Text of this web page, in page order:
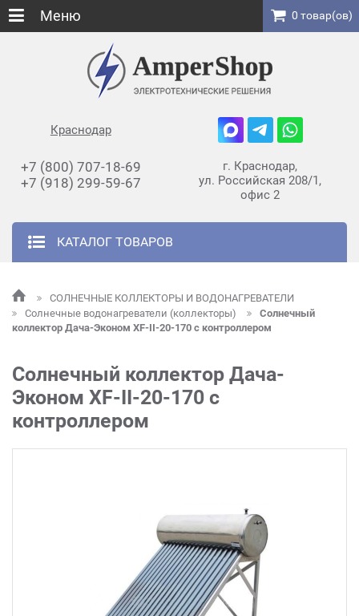
Краснодар
+7 (800) 707-18-69
+7 (918) 299-59-67
г. Краснодар,
ул. Российская 208/1,
офис 2
КАТАЛОГ ТОВАРОВ
Меню 0 товар(ов)
СОЛНЕЧНЫЕ КОЛЛЕКТОРЫ И ВОДОНАГРЕВАТЕЛИ
Солнечные водонагреватели (коллекторы)
Солнечный
коллектор Дача-Эконом XF-II-20-170 с контроллером
Солнечный коллектор Дача-
Эконом XF-II-20-170 с
контроллером